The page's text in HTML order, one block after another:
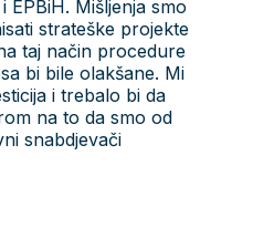
EPBiH. Mišljenja smo
strateške projekte
taj način procedure
bi bile olakšane. Mi
i trebalo bi da
na to da smo od
snabdjevači